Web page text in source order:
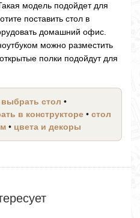
модель подойдет для
поставить стол в
домашний офис.
можно разместить
полки подойдут для
выбрать стол •
в конструкторе • стол
• цвета и декоры